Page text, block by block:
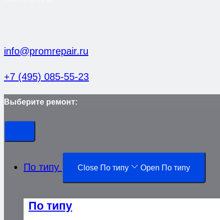
info@promrepair.ru
+7 (495) 085-55-23
Выберите ремонт:
По типу Close По типу Open По типу
По типу